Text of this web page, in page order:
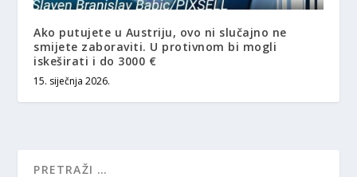
Ako putujete u Austriju, ovo ni slučajno ne
smijete zaboraviti. U protivnom bi mogli
iskeširati i do 3000 €
15. siječnja 2026.